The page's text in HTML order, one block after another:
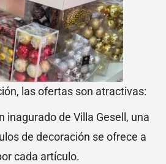
las ofertas son atractivas:
inagurado de Villa Gesell, una
de decoración se ofrece a
cada artículo.